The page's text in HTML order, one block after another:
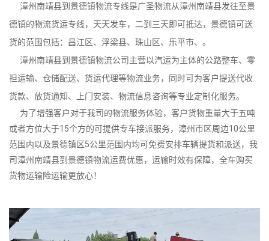
漳州南靖县到景德镇物流专线是广圣物流从漳州南靖县发往至景
德镇的物流货运专线，天天发车，二到三天即可抵达，景德镇可送
货的范围包括：昌江区、浮梁县、珠山区、乐平市、。
漳州南靖县到景德镇物流公司主营以汽运为主体的公路整车、零
担运输、仓储配送、货运代理等物流业务，同时可为客户提送代收
货款、放货通知、上门安装、物流信息咨询等专业定制化服务。
为了增强客户对于我司的物流服务体验，客户货物重量大于五吨
或者方位大于15个方的可提供专车接派服务，漳州市区周边10公里
范围内以及景德镇区5公里范围内均可免费安排车辆提货和派送，我
司漳州南靖县到景德镇物流运费优惠，运输时效有保障，全车购买
货物运输险运输更放心！